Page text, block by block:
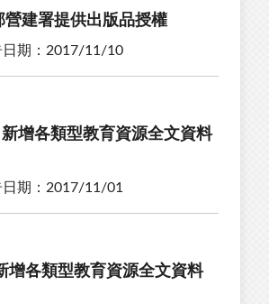
營建署提供出版品授權
日期：2017/11/10
增各類型教育資源全文資料
日期：2017/11/01
增各類型教育資源全文資料